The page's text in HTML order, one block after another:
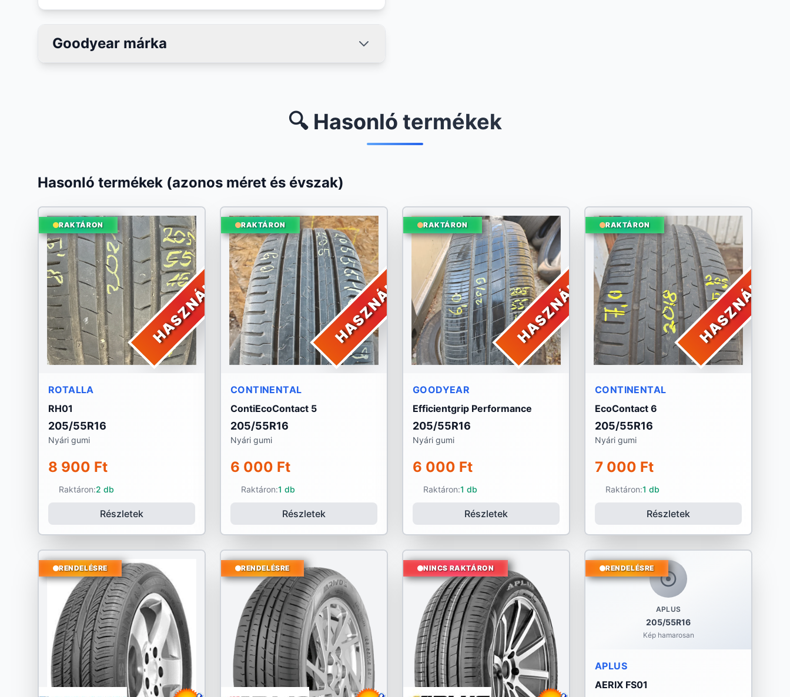
Goodyear márka
🔍 Hasonló termékek
Hasonló termékek (azonos méret és évszak)
HASZNÁLT
RAKTÁRON
ROTALLA
RH01
205/55R16
Nyári gumi
8 900 Ft
Raktáron:2 db
Részletek
HASZNÁLT
RAKTÁRON
CONTINENTAL
ContiEcoContact 5
205/55R16
Nyári gumi
6 000 Ft
Raktáron:1 db
Részletek
HASZNÁLT
RAKTÁRON
GOODYEAR
Efficientgrip Performance
205/55R16
Nyári gumi
6 000 Ft
Raktáron:1 db
Részletek
HASZNÁLT
RAKTÁRON
CONTINENTAL
EcoContact 6
205/55R16
Nyári gumi
7 000 Ft
Raktáron:1 db
Részletek
RENDELÉSRE RENDELÉSRE NINCS RAKTÁRON
APLUS
205/55R16
Kép hamarosan
RENDELÉSRE
APLUS
AERIX FS01